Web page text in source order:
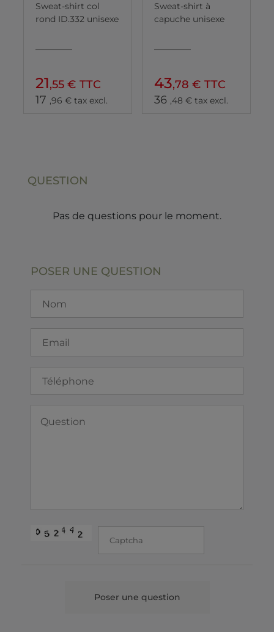
Sweat-shirt col
rond ID.332 unisexe
21,55 € TTC
17 ,96 € tax excl.
Sweat-shirt à
capuche unisexe
43,78 € TTC
36 ,48 € tax excl.
QUESTION
Pas de questions pour le moment.
POSER UNE QUESTION